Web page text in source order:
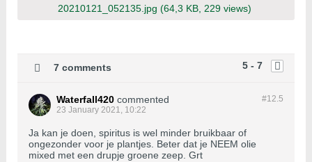
20210121_052135.jpg (64,3 KB, 229 views)
5 - 7
7 comments
#12.5
Waterfall420 commented
23 January 2021, 10:22
Ja kan je doen, spiritus is wel minder bruikbaar of
ongezonder voor je plantjes. Beter dat je NEEM olie
mixed met een drupje groene zeep. Grt